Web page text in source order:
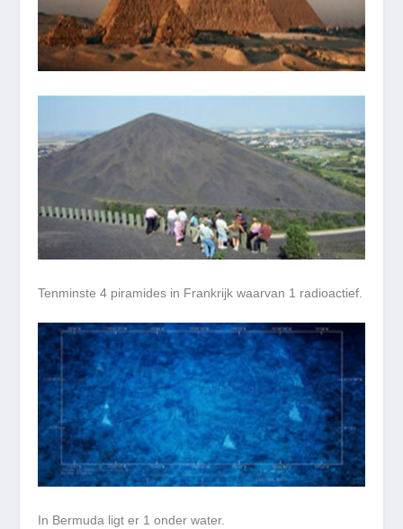
Tenminste 4 piramides in Frankrijk waarvan 1 radioactief.
In Bermuda ligt er 1 onder water.